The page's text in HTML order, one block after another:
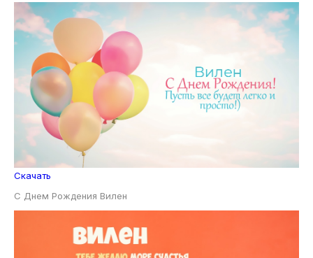
Скачать
С Днем Рождения Вилен